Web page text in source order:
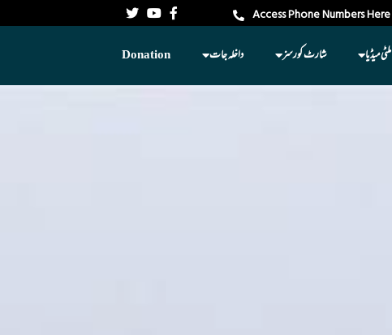
Access Phone Numbers Here
ملٹی میڈیا شارٹ کورسز داخلہ جات Donation